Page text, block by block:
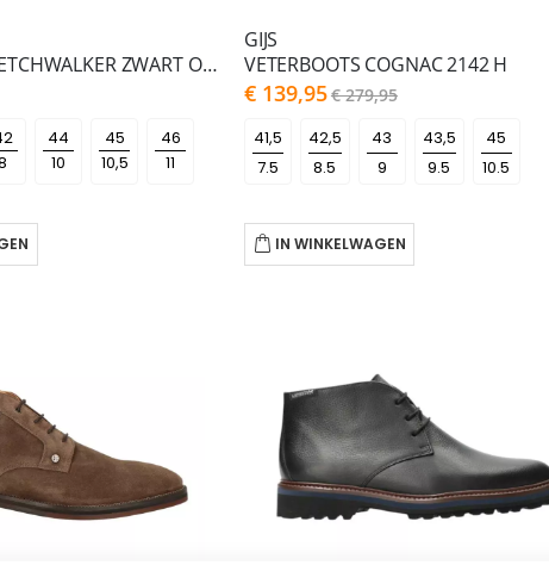
XSENSIBLE STRETCHWALKER ZWART OULO MEN H
44 45 46
GIJS
VETERBOOTS COGNAC 2142 H
As
low
€ 139,95€ 279,95
7.5 8.5 9 9.5 10.5
IN WINKELWAGEN